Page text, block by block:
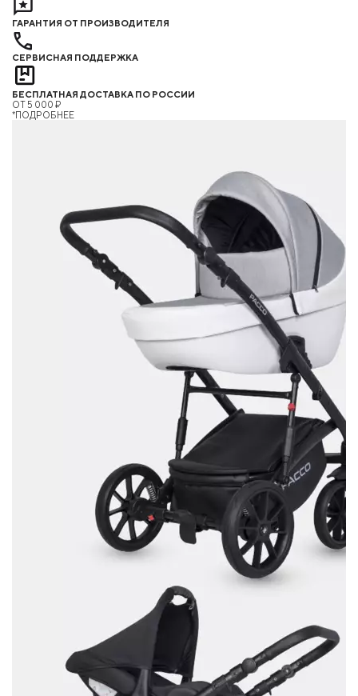
ГАРАНТИЯ ОТ ПРОИЗВОДИТЕЛЯ
СЕРВИСНАЯ ПОДДЕРЖКА
БЕСПЛАТНАЯ ДОСТАВКА ПО РОССИИ
ОТ 5 000 ₽
*ПОДРОБНЕЕ